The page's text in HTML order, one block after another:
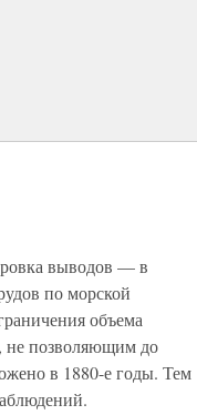
выводов — в
по морской
объема
не позволяющим до
в 1880-е годы. Тем